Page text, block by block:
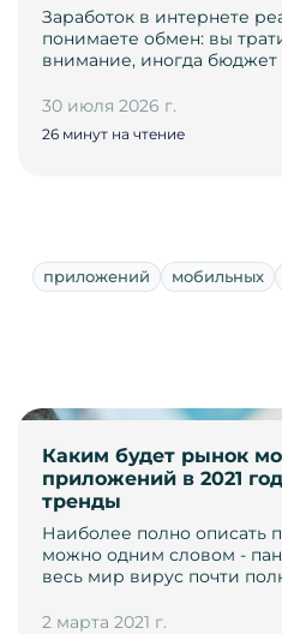
Заработок в интернете
понимаете обмен: вы
внимание, иногда бюджет
30 июля 2026 г.
26 минут на чтение
приложений мобильных
Каким будет рынок
приложений в 2021
тренды
Наиболее полно описать
можно одним словом -
весь мир вирус почти
2 марта 2021 г.